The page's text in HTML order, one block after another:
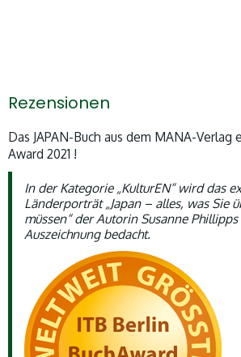
Rezensionen
Das JAPAN-Buch aus dem MANA-Verlag
Award 2021 !
In der Kategorie „KulturEN“ wird das
Länderporträt „Japan – alles, was Sie
müssen“ der Autorin Susanne
Auszeichnung bedacht.